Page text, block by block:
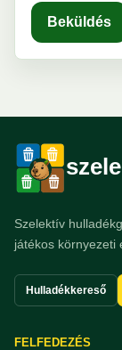
Beküldés
Szelektív
játékos környezeti
Hulladékkereső
FELFEDEZÉS